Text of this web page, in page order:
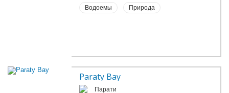
Водоемы Природа
Paraty Bay
Парати